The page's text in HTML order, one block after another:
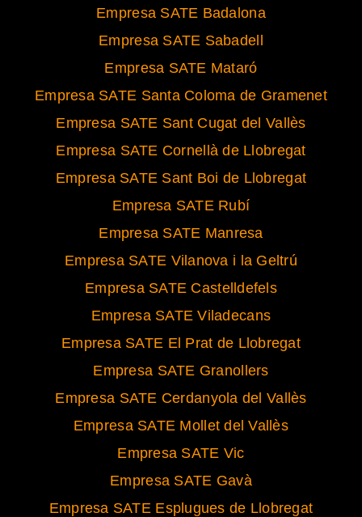
Empresa SATE Badalona
Empresa SATE Sabadell
Empresa SATE Mataró
Empresa SATE Santa Coloma de Gramenet
Empresa SATE Sant Cugat del Vallès
Empresa SATE Cornellà de Llobregat
Empresa SATE Sant Boi de Llobregat
Empresa SATE Rubí
Empresa SATE Manresa
Empresa SATE Vilanova i la Geltrú
Empresa SATE Castelldefels
Empresa SATE Viladecans
Empresa SATE El Prat de Llobregat
Empresa SATE Granollers
Empresa SATE Cerdanyola del Vallès
Empresa SATE Mollet del Vallès
Empresa SATE Vic
Empresa SATE Gavà
Empresa SATE Esplugues de Llobregat